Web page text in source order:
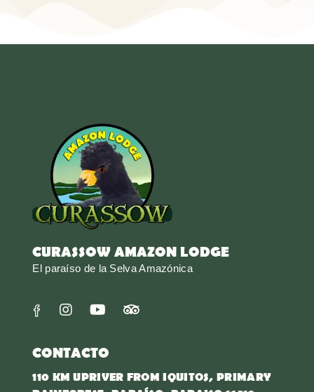
CURASSOW AMAZON LODGE
El paraíso de la Selva Amazónica
CONTACTO
110 KM UPRIVER FROM IQUITOS, PRIMARY